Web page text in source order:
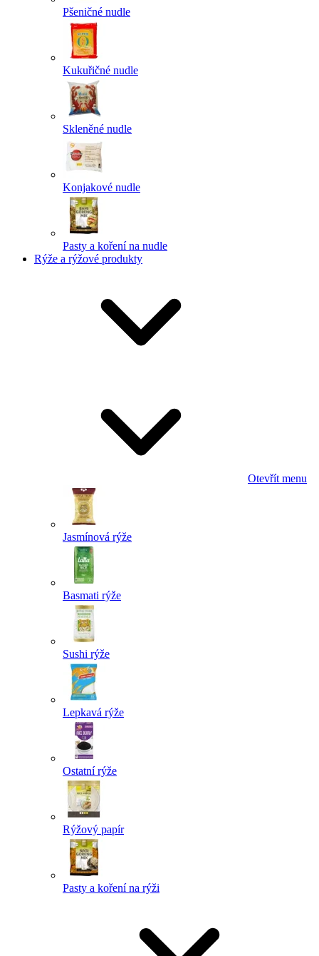
Pšeničné nudle
Kukuřičné nudle
Skleněné nudle
Konjakové nudle
Pasty a koření na nudle
Rýže a rýžové produkty
Otevřít menu
Jasmínová rýže
Basmati rýže
Sushi rýže
Lepkavá rýže
Ostatní rýže
Rýžový papír
Pasty a koření na rýži